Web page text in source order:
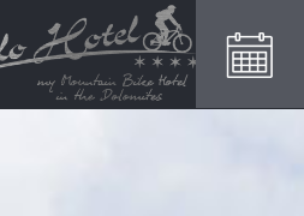
RICHIEDI